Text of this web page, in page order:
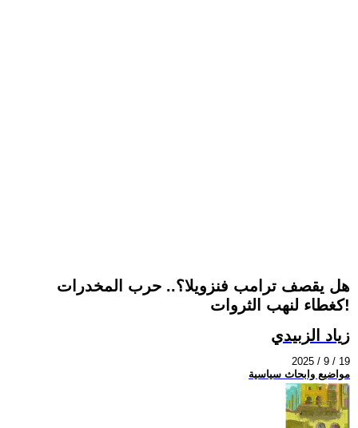
هل يقصف ترامب فنزويلا؟.. حرب المخدرات
كغطاء لنهب الثروات!
زياد الزبيدي
2025 / 9 / 19
مواضيع وابحاث سياسية